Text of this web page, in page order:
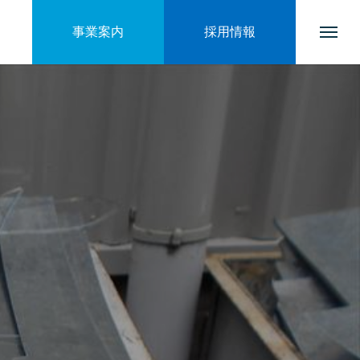
事業案内 採用情報
会社を知る
ブログ